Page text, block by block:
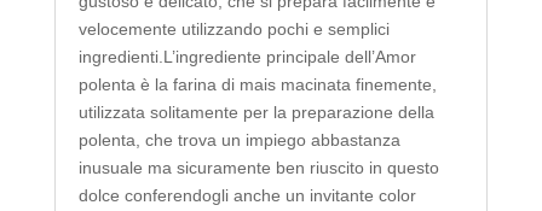
velocemente utilizzando pochi e semplici
ingredienti.L’ingrediente principale dell’Amor
polenta è la farina di mais macinata finemente,
utilizzata solitamente per la preparazione della
polenta, che trova un impiego abbastanza
inusuale ma sicuramente ben riuscito in questo
dolce conferendogli anche un invitante color